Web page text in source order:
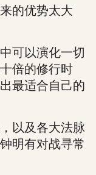
的优势太大
可以演化一切
倍的修行时
最适合自己的
以及各大法脉
明有对战寻常